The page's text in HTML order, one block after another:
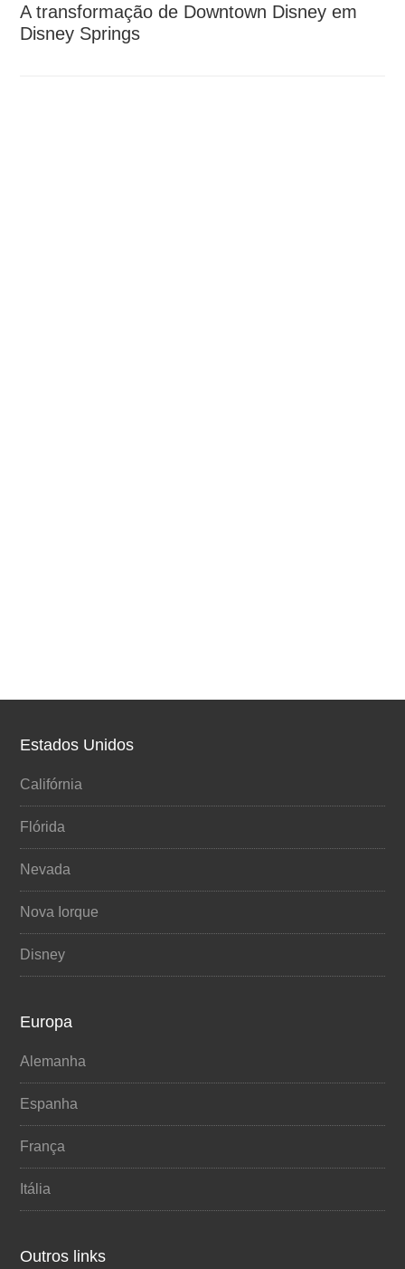
A transformação de Downtown Disney em
Disney Springs
Estados Unidos
Califórnia
Flórida
Nevada
Nova Iorque
Disney
Europa
Alemanha
Espanha
França
Itália
Outros links